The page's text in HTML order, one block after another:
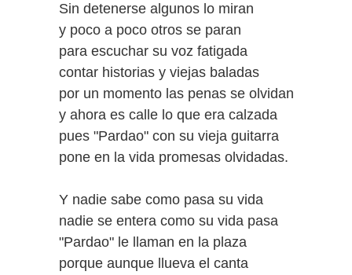
Sin detenerse algunos lo miran
y poco a poco otros se paran
para escuchar su voz fatigada
contar historias y viejas baladas
por un momento las penas se olvidan
y ahora es calle lo que era calzada
pues "Pardao" con su vieja guitarra
pone en la vida promesas olvidadas.
Y nadie sabe como pasa su vida
nadie se entera como su vida pasa
"Pardao" le llaman en la plaza
porque aunque llueva el canta